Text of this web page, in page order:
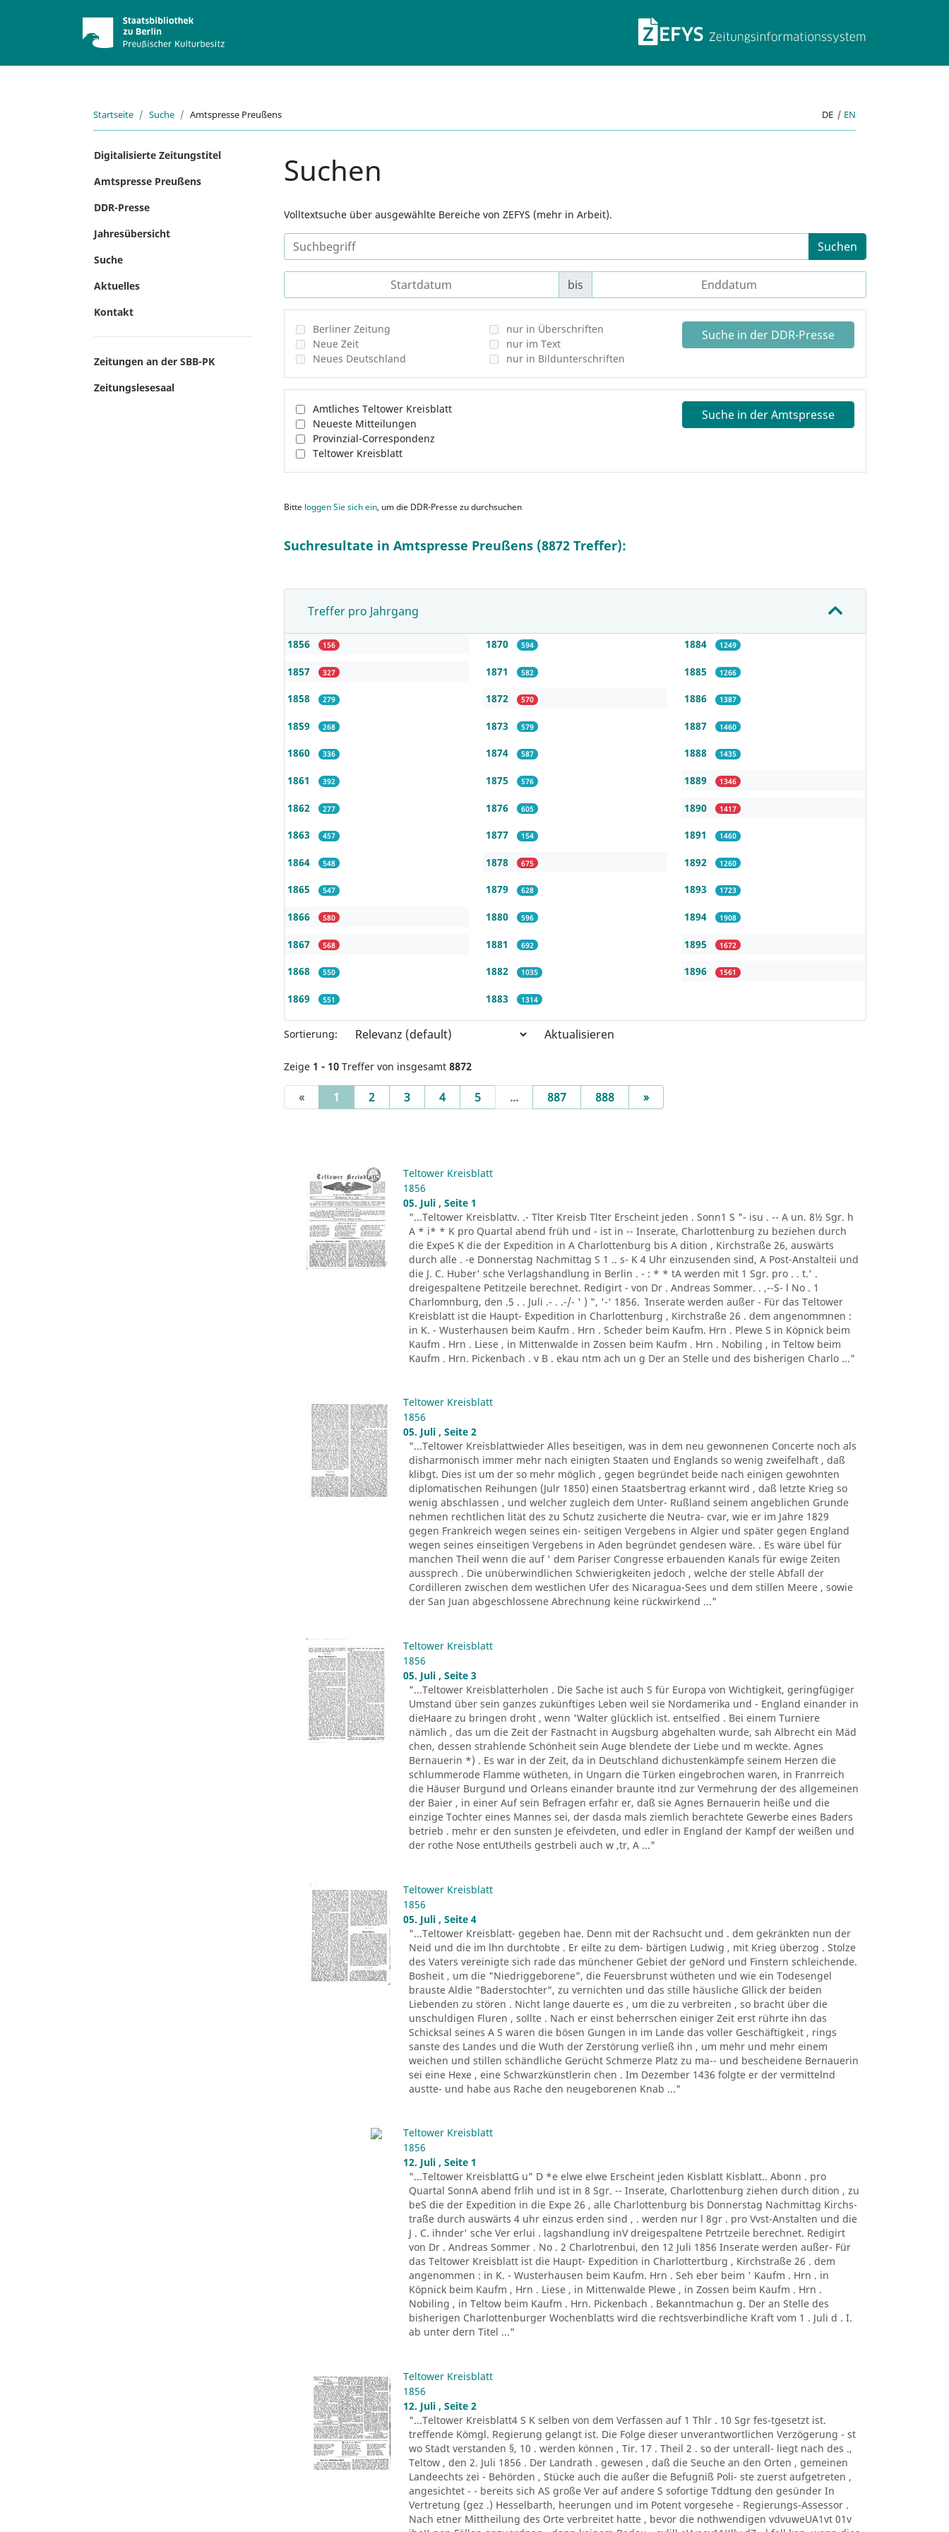
ZEFYS
Startseite Suche Amtspresse Preußens DE | EN
Digitalisierte Zeitungstitel
Amtspresse Preußens
DDR-Presse
Jahresübersicht
Suche
Aktuelles
Kontakt
Zeitungen an der SBB-PK
Zeitungslesesaal
Suchen
Volltextsuche über ausgewählte Bereiche von ZEFYS (mehr in Arbeit).
Suchen
bis
Berliner Zeitung
Neue Zeit
Neues Deutschland
nur in Überschriften
nur im Text
nur in Bildunterschriften
Suche in der DDR-Presse
Amtliches Teltower Kreisblatt
Neueste Mitteilungen
Provinzial-Correspondenz
Teltower Kreisblatt
Suche in der Amtspresse
Bitte loggen Sie sich ein, um die DDR-Presse zu durchsuchen
Suchresultate in Amtspresse Preußens (8872 Treffer):
Treffer pro Jahrgang
1856 156
1857 327
1858 279
1859 268
1860 336
1861 392
1862 277
1863 457
1864 548
1865 547
1866 580
1867 568
1868 550
1869 551
1870 594
1871 582
1872 570
1873 579
1874 587
1875 576
1876 605
1877 154
1878 675
1879 628
1880 596
1881 692
1882 1035
1883 1314
1884 1249
1885 1266
1886 1387
1887 1460
1888 1435
1889 1346
1890 1417
1891 1460
1892 1260
1893 1723
1894 1908
1895 1672
1896 1561
Sortierung: Aktualisieren
Zeige 1 - 10 Treffer von insgesamt 8872
« 1 (current)
2 3 4 5 ... 887 888 »Next
Teltower Kreisblatt
1856
05. Juli , Seite 1
"...Teltower Kreisblattv. .- Tlter Kreisb Tlter Erscheint jeden . Sonn1 S "- isu . -- A un. 8½ Sgr. h
A * i* * K pro Quartal abend früh und - ist in -- Inserate, Charlottenburg zu beziehen durch
die ExpeS K die der Expedition in A Charlottenburg bis A dition , Kirchstraße 26, auswärts
durch alle . -e Donnerstag Nachmittag S 1 .. s- K 4 Uhr einzusenden sind, A Post-Anstalteii und
die J. C. Huber' sche Verlagshandlung in Berlin . - : * * tA werden mit 1 Sgr. pro . . t.' .
dreigespaltene Petitzeile berechnet. Redigirt - von Dr . Andreas Sommer. . ,--S- l No . 1
Charlomnburg, den .5 . . Juli .- . .-/- ' ) ", '-' 1856. ´ Inserate werden außer - Für das Teltower
Kreisblatt ist die Haupt- Expedition in Charlottenburg , Kirchstraße 26 . dem angenommnen :
in K. - Wusterhausen beim Kaufm . Hrn . Scheder beim Kaufm. Hrn . Plewe S in Köpnick beim
Kaufm . Hrn . Liese , in Mittenwalde in Zossen beim Kaufm . Hrn . Nobiling , in Teltow beim
Kaufm . Hrn. Pickenbach . v B . ekau ntm ach un g Der an Stelle und des bisherigen Charlo ..."
Teltower Kreisblatt
1856
05. Juli , Seite 2
"...Teltower Kreisblattwieder Alles beseitigen, was in dem neu gewonnenen Concerte noch als
disharmonisch immer mehr nach einigten Staaten und Englands so wenig zweifelhaft , daß
klibgt. Dies ist um der so mehr möglich , gegen begründet beide nach einigen gewohnten
diplomatischen Reihungen (Julr 1850) einen Staatsbertrag erkannt wird , daß letzte Krieg so
wenig abschlassen , und welcher zugleich dem Unter- Rußland seinem angeblichen Grunde
nehmen rechtlichen lität des zu Schutz zusicherte die Neutra- cvar, wie er im Jahre 1829
gegen Frankreich wegen seines ein- seitigen Vergebens in Algier und später gegen England
wegen seines einseitigen Vergebens in Aden begründet gendesen wäre. . Es wäre übel für
manchen Theil wenn die auf ' dem Pariser Congresse erbauenden Kanals für ewige Zeiten
aussprech . Die unüberwindlichen Schwierigkeiten jedoch , welche der stelle Abfall der
Cordilleren zwischen dem westlichen Ufer des Nicaragua-Sees und dem stillen Meere , sowie
der San Juan abgeschlossene Abrechnung keine rückwirkend ..."
Teltower Kreisblatt
1856
05. Juli , Seite 3
"...Teltower Kreisblatterholen . Die Sache ist auch S für Europa von Wichtigkeit, geringfügiger
Umstand über sein ganzes zukünftiges Leben weil sie Nordamerika und - England einander in
dieHaare zu bringen droht , wenn 'Walter glücklich ist. entselfied . Bei einem Turniere
nämlich , das um die Zeit der Fastnacht in Augsburg abgehalten wurde, sah Albrecht ein Mäd
chen, dessen strahlende Schönheit sein Auge blendete der Liebe und m weckte. Agnes
Bernauerin *) . Es war in der Zeit, da in Deutschland dichustenkämpfe seinem Herzen die
schlummerode Flamme wütheten, in Ungarn die Türken eingebrochen waren, in Franrreich
die Häuser Burgund und Orleans einander braunte itnd zur Vermehrung der des allgemeinen
der Baier , in einer Auf sein Befragen erfahr er, daß sie Agnes Bernauerin heiße und die
einzige Tochter eines Mannes sei, der dasda mals ziemlich berachtete Gewerbe eines Baders
betrieb . mehr er den sunsten Je efeivdeten, und edler in England der Kampf der weißen und
der rothe Nose entUtheils gestrbeli auch w ,tr, A ..."
Teltower Kreisblatt
1856
05. Juli , Seite 4
"...Teltower Kreisblatt- gegeben hae. Denn mit der Rachsucht und . dem gekränkten nun der
Neid und die im lhn durchtobte . Er eilte zu dem- bärtigen Ludwig , mit Krieg überzog . Stolze
des Vaters vereinigte sich rade das münchener Gebiet der geNord und Finstern schleichende.
Bosheit , um die "Niedriggeborene", die Feuersbrunst wütheten und wie ein Todesengel
brauste Aldie "Baderstochter", zu vernichten und das stille häusliche Gllick der beiden
Liebenden zu stören . Nicht lange dauerte es , um die zu verbreiten , so bracht über die
unschuldigen Fluren , sollte . Nach er einst beherrschen einiger Zeit erst rührte ihn das
Schicksal seines A S waren die bösen Gungen in im Lande das voller Geschäftigkeit , rings
sanste des Landes und die Wuth der Zerstörung verließ ihn , um mehr und mehr einem
weichen und stillen schändliche Gerücht Schmerze Platz zu ma-- und bescheidene Bernauerin
sei eine Hexe , eine Schwarzkünstlerin chen . Im Dezember 1436 folgte er der vermittelnd
austte- und habe aus Rache den neugeborenen Knab ..."
Teltower Kreisblatt
1856
12. Juli , Seite 1
"...Teltower KreisblattG u" D *e elwe elwe Erscheint jeden Kisblatt Kisblatt.. Abonn . pro
Quartal SonnA abend frlih und ist in 8 Sgr. -- Inserate, Charlottenburg ziehen durch dition , zu
beS die der Expedition in die Expe 26 , alle Charlottenburg bis Donnerstag Nachmittag Kirchs-
traße durch auswärts 4 uhr einzus erden sind , . werden nur l 8gr . pro Vvst-Anstalten und die
J . C. ihnder' sche Ver erlui . lagshandlung inV dreigespaltene Petrtzeile berechnet. Redigirt
von Dr . Andreas Sommer . No . 2 Charlotrenbui, den 12 Juli 1856 Inserate werden außer- Für
das Teltower Kreisblatt ist die Haupt- Expedition in Charlottertburg , Kirchstraße 26 . dem
angenommen : in K. - Wusterhausen beim Kaufm. Hrn . Seh eber beim ' Kaufm . Hrn . in
Köpnick beim Kaufm , Hrn . Liese , in Mittenwalde Plewe , in Zossen beim Kaufm . Hrn .
Nobiling , in Teltow beim Kaufm . Hrn. Pickenbach . Bekanntmachun g. Der an Stelle des
bisherigen Charlottenburger Wochenblatts wird die rechtsverbindliche Kraft vom 1 . Juli d . I.
ab unter dern Titel ..."
Teltower Kreisblatt
1856
12. Juli , Seite 2
"...Teltower Kreisblatt4 S K selben von dem Verfassen auf 1 Thlr . 10 Sgr fes-tgesetzt ist.
treffende Kömgl. Regierung gelangt ist. Die Folge dieser unverantwortlichen Verzögerung - st
wo Stadt verstanden §, 10 . werden können , Tir. 17 . Theil 2 . so der unterall- liegt nach des .,
Teltow , den 2. Juli 1856 . Der Landrath . gewesen , daß die Seuche an den Orten , gemeinen
Landeechts zei - Behörden , Stücke auch die außer die Befugniß Poli- ste zuerst aufgetreten ,
angesichtet - - bereits sich AS große Ver auf andere S sofortige Tddtung den gesünder In
Vertretung (gez .) Hesselbarth, heerungen und im Potent vorgesehe - Regierungs-Assessor .
Nach etner Mittheilung des Orte verbreitet hatte , bevor die nothwendigen vdvuweUA1vt 01v